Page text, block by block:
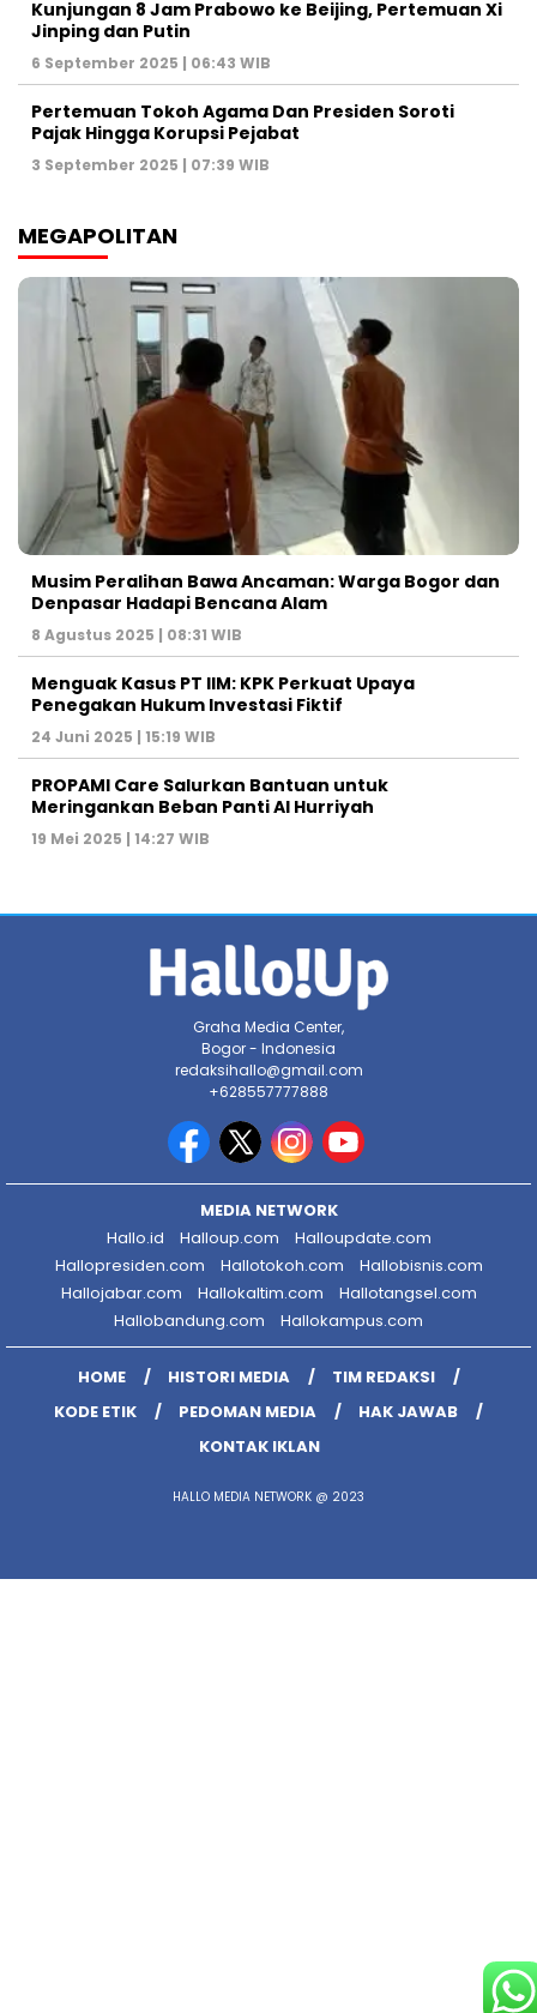
Kunjungan 8 Jam Prabowo ke Beijing, Pertemuan Xi
Jinping dan Putin
6 September 2025 | 06:43 WIB
Pertemuan Tokoh Agama Dan Presiden Soroti
Pajak Hingga Korupsi Pejabat
3 September 2025 | 07:39 WIB
MEGAPOLITAN
Musim Peralihan Bawa Ancaman: Warga Bogor dan
Denpasar Hadapi Bencana Alam
8 Agustus 2025 | 08:31 WIB
Menguak Kasus PT IIM: KPK Perkuat Upaya
Penegakan Hukum Investasi Fiktif
24 Juni 2025 | 15:19 WIB
PROPAMI Care Salurkan Bantuan untuk
Meringankan Beban Panti Al Hurriyah
19 Mei 2025 | 14:27 WIB
Graha Media Center,
Bogor - Indonesia
redaksihallo@gmail.com
+628557777888
MEDIA NETWORK
Hallo.id
Halloup.com
Halloupdate.com
Hallopresiden.com
Hallotokoh.com
Hallobisnis.com
Hallojabar.com
Hallokaltim.com
Hallotangsel.com
Hallobandung.com
Hallokampus.com
HOME HISTORI MEDIA
TIM REDAKSI
KODE ETIK
PEDOMAN MEDIA
HAK JAWAB
KONTAK IKLAN
HALLO MEDIA NETWORK @ 2023